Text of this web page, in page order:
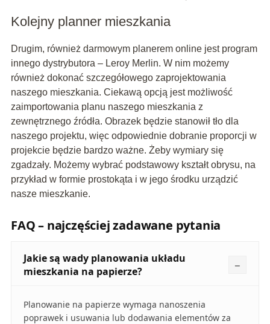
Kolejny planner mieszkania
Drugim, również darmowym planerem online jest program
innego dystrybutora – Leroy Merlin. W nim możemy
również dokonać szczegółowego zaprojektowania
naszego mieszkania. Ciekawą opcją jest możliwość
zaimportowania planu naszego mieszkania z
zewnętrznego źródła. Obrazek będzie stanowił tło dla
naszego projektu, więc odpowiednie dobranie proporcji w
projekcie będzie bardzo ważne. Żeby wymiary się
zgadzały. Możemy wybrać podstawowy kształt obrysu, na
przykład w formie prostokąta i w jego środku urządzić
nasze mieszkanie.
FAQ – najczęściej zadawane pytania
Jakie są wady planowania układu
mieszkania na papierze?
Planowanie na papierze wymaga nanoszenia
poprawek i usuwania lub dodawania elementów za